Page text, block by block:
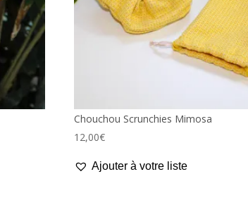
Chouchou Scrunchies Mimosa
12,00€
Ajouter à votre liste